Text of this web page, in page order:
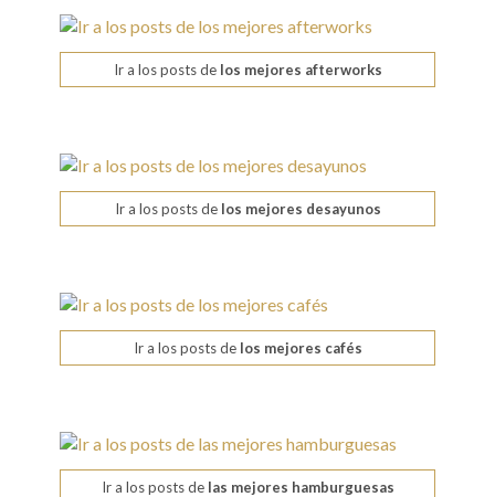
Ir a los posts delos mejores afterworks
Ir a los posts delos mejores desayunos
Ir a los posts delos mejores cafés
Ir a los posts delas mejores hamburguesas